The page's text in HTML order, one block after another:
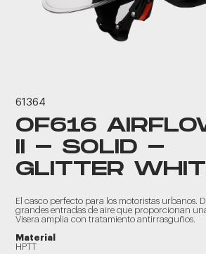
61364
OF616
II - SOLID -
GLITTER
El casco perfecto para los motoristas urbanos.
grandes entradas de aire que proporcionan
Visera amplia con tratamiento antirrasguños.
Material
HPTT